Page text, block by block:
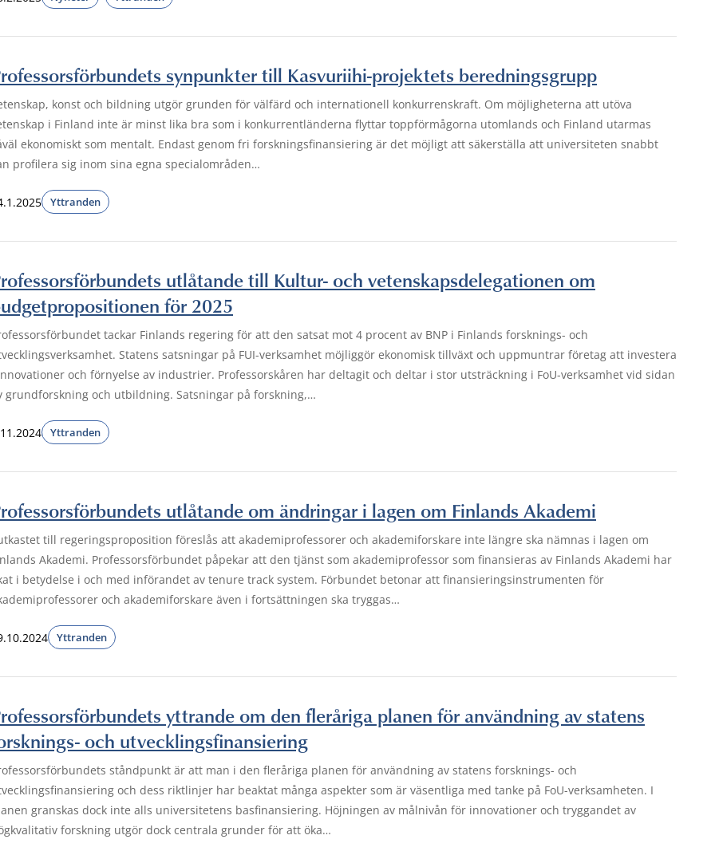
synpunkter till Kasvuriihi-projektets beredningsgrupp
konst och bildning utgör grunden för välfärd och internationell konkurrenskraft. Om möjligheterna att utöva
i Finland inte är minst lika bra som i konkurrentländerna flyttar toppförmågorna utomlands och Finland utarmas
ekonomiskt som mentalt. Endast genom fri forskningsfinansiering är det möjligt att säkerställa att universiteten snabbt
profilera sig inom sina egna specialområden…
Yttranden
utlåtande till Kultur- och vetenskapsdelegationen om
för 2025
tackar Finlands regering för att den satsat mot 4 procent av BNP i Finlands forsknings- och
Statens satsningar på FUI-verksamhet möjliggör ekonomisk tillväxt och uppmuntrar företag att investera
och förnyelse av industrier. Professorskåren har deltagit och deltar i stor utsträckning i FoU-verksamhet vid sidan
grundforskning och utbildning. Satsningar på forskning,…
Yttranden
utlåtande om ändringar i lagen om Finlands Akademi
till regeringsproposition föreslås att akademiprofessorer och akademiforskare inte längre ska nämnas i lagen om
Akademi. Professorsförbundet påpekar att den tjänst som akademiprofessor som finansieras av Finlands Akademi har
i betydelse i och med införandet av tenure track system. Förbundet betonar att finansieringsinstrumenten för
och akademiforskare även i fortsättningen ska tryggas…
Yttranden
yttrande om den fleråriga planen för användning av statens
och utvecklingsfinansiering
ståndpunkt är att man i den fleråriga planen för användning av statens forsknings- och
och dess riktlinjer har beaktat många aspekter som är väsentliga med tanke på FoU-verksamheten. I
granskas dock inte alls universitetens basfinansiering. Höjningen av målnivån för innovationer och tryggandet av
forskning utgör dock centrala grunder för att öka…